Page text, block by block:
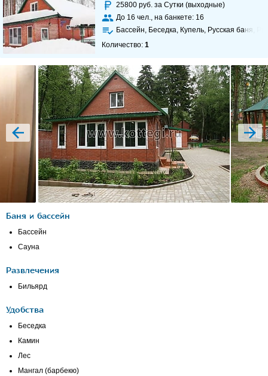
25800 руб. за Сутки (выходные)
До 16 чел., на банкете: 16
Бассейн, Беседка, Купель, Русская баня,
Количество: 1
next
Баня и бассейн
Бассейн
Сауна
Развлечения
Бильярд
Удобства
Беседка
Камин
Лес
Мангал (барбекю)